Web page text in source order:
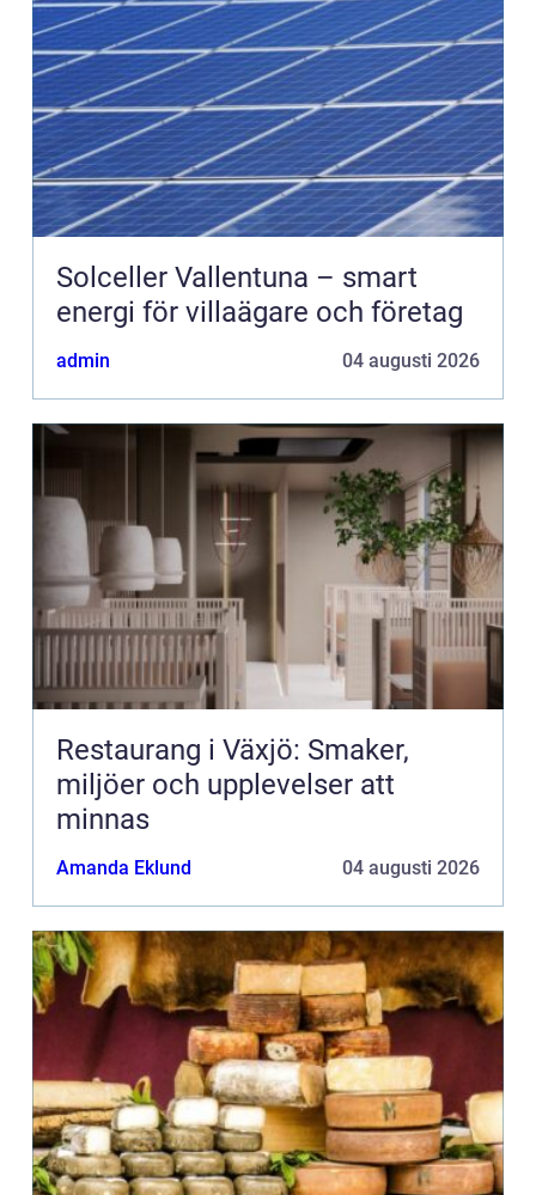
Solceller Vallentuna – smart
energi för villaägare och företag
admin 04 augusti 2026
Restaurang i Växjö: Smaker,
miljöer och upplevelser att
minnas
Amanda Eklund 04 augusti 2026